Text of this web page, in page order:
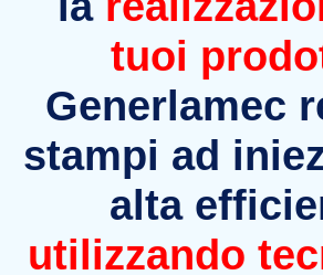
tuoi
Generlamec
stampi ad
alta
utilizzando